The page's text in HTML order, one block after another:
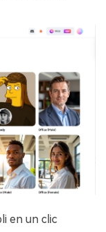
en un clic